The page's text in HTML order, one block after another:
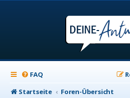
FAQ
Startseite
Foren-Übersicht